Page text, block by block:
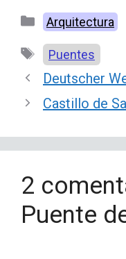
Categorías
Arquitectura
Etiquetas
Puentes
Deutscher
Castillo de
2
Puente